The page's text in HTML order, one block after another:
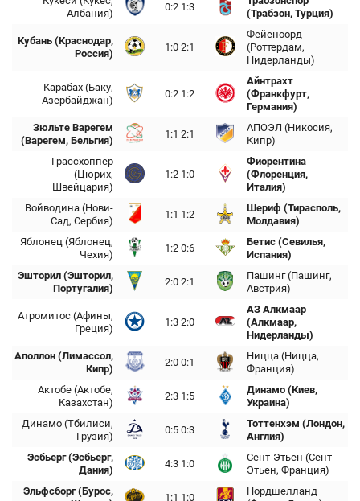
Албания)
0:2 1:3
(Трабзон, Турция)
Кубань (Краснодар,
Россия)
1:0 2:1
Фейеноорд
(Роттердам,
Нидерланды)
Карабах (Баку,
Азербайджан)
0:2 1:2
Айнтрахт
(Франкфурт,
Германия)
Зюльте Варегем
(Варегем, Бельгия)
1:1 2:1
АПОЭЛ (Никосия,
Кипр)
Грасcхоппер
(Цюрих,
Швейцария)
1:2 1:0
Фиорентина
(Флоренция,
Италия)
Войводина (Нови-
Сад, Сербия)
1:1 1:2
Шериф (Тирасполь,
Молдавия)
Яблонец (Яблонец,
Чехия)
1:2 0:6
Бетис (Севилья,
Испания)
Эшторил (Эшторил,
Португалия)
2:0 2:1
Пашинг (Пашинг,
Австрия)
Атромитос (Афины,
Греция)
1:3 2:0
АЗ Алкмаар
(Алкмаар,
Нидерланды)
Аполлон (Лимассол,
Кипр)
2:0 0:1
Ницца (Ницца,
Франция)
Актобе (Актобе,
Казахстан)
2:3 1:5
Динамо (Киев,
Украина)
Динамо (Тбилиси,
Грузия)
0:5 0:3
Тоттенхэм (Лондон,
Англия)
Эсбьерг (Эсбьерг,
Дания)
4:3 1:0
Сент-Этьен (Сент-
Этьен, Франция)
Эльфсборг (Бурос,
1:1 1:0
Нордшелланд